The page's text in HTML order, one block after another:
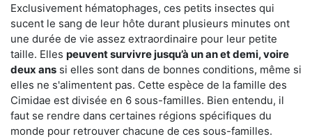
Exclusivement hématophages, ces petits insectes qui
sucent le sang de leur hôte durant plusieurs minutes ont
une durée de vie assez extraordinaire pour leur petite
taille. Elles peuvent survivre jusqu’à un an et demi, voire
deux ans si elles sont dans de bonnes conditions, même si
elles ne s'alimentent pas. Cette espèce de la famille des
Cimidae est divisée en 6 sous-familles. Bien entendu, il
faut se rendre dans certaines régions spécifiques du
monde pour retrouver chacune de ces sous-familles.